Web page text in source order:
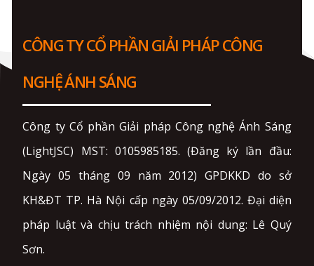
CÔNG TY CỔ PHẦN GIẢI PHÁP CÔNG
NGHỆ ÁNH SÁNG
Công ty Cổ phần Giải pháp Công nghệ Ánh Sáng
(LightJSC) MST: 0105985185. (Đăng ký lần đầu:
Ngày 05 tháng 09 năm 2012) GPDKKD do sở
KH&ĐT TP. Hà Nội cấp ngày 05/09/2012. Đại diện
pháp luật và chịu trách nhiệm nội dung: Lê Quý
Sơn.